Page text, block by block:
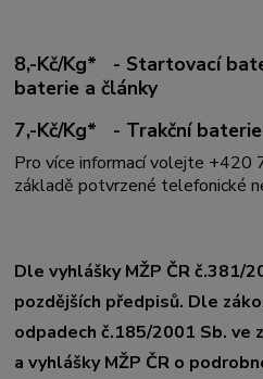
8,-Kč/Kg* - Startovací
baterie a články
7,-Kč/Kg* - Trakční
Pro více informací volejte +420
základě potvrzené telefonické
Dle vyhlášky MŽP ČR č.381/
pozdějších předpisů. Dle
odpadech č.185/2001 Sb. ve
a vyhlášky MŽP ČR o